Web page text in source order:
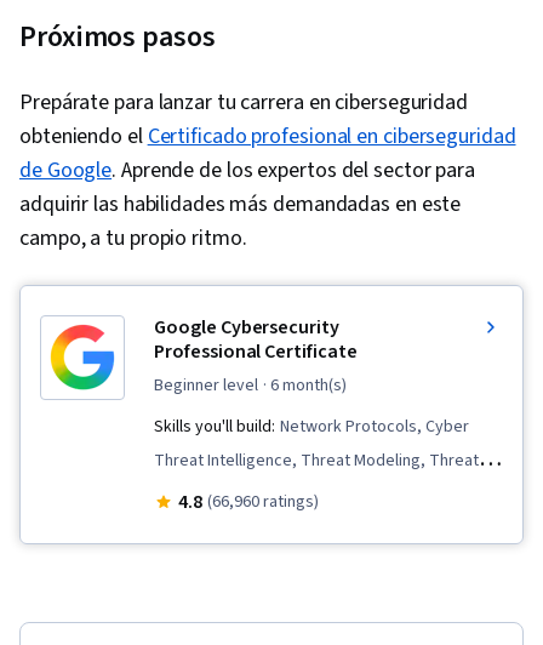
Próximos pasos
Prepárate para lanzar tu carrera en ciberseguridad
obteniendo elCertificado profesional en ciberseguridad
de Google. Aprende de los expertos del sector para
adquirir las habilidades más demandadas en este
campo, a tu propio ritmo.
Google Cybersecurity
Professional Certificate
beginner level · 6 month(s)
Skills you'll build: Network Protocols, Cyber
Threat Intelligence, Threat Modeling, Threat
Management, Incident Response, Network
and Response, Hardening, Vulnerability
4.8 (66,960 ratings)